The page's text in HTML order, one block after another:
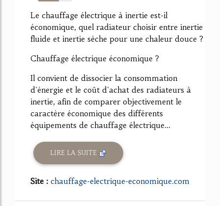
61%
Le chauffage électrique à inertie est-il
économique, quel radiateur choisir entre inertie
fluide et inertie sèche pour une chaleur douce ?
Chauffage électrique économique ?
Il convient de dissocier la consommation
d'énergie et le coût d'achat des radiateurs à
inertie, afin de comparer objectivement le
caractère économique des différents
équipements de chauffage électrique...
LIRE LA SUITE
Site : chauffage-electrique-economique.com